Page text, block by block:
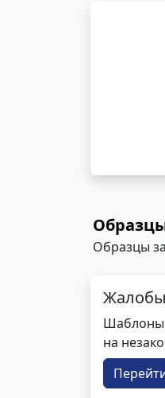
Образцы
Жалобы
Шаблоны
на